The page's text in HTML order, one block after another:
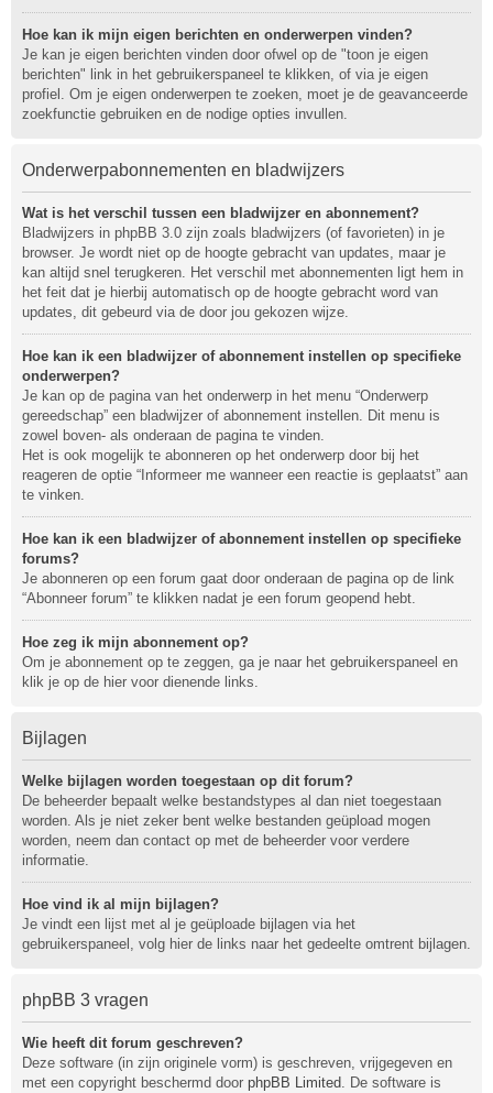
Hoe kan ik mijn eigen berichten en onderwerpen vinden?
Je kan je eigen berichten vinden door ofwel op de "toon je eigen
berichten" link in het gebruikerspaneel te klikken, of via je eigen
profiel. Om je eigen onderwerpen te zoeken, moet je de geavanceerde
zoekfunctie gebruiken en de nodige opties invullen.
Onderwerpabonnementen en bladwijzers
Wat is het verschil tussen een bladwijzer en abonnement?
Bladwijzers in phpBB 3.0 zijn zoals bladwijzers (of favorieten) in je
browser. Je wordt niet op de hoogte gebracht van updates, maar je
kan altijd snel terugkeren. Het verschil met abonnementen ligt hem in
het feit dat je hierbij automatisch op de hoogte gebracht word van
updates, dit gebeurd via de door jou gekozen wijze.
Hoe kan ik een bladwijzer of abonnement instellen op specifieke
onderwerpen?
Je kan op de pagina van het onderwerp in het menu “Onderwerp
gereedschap” een bladwijzer of abonnement instellen. Dit menu is
zowel boven- als onderaan de pagina te vinden.
Het is ook mogelijk te abonneren op het onderwerp door bij het
reageren de optie “Informeer me wanneer een reactie is geplaatst” aan
te vinken.
Hoe kan ik een bladwijzer of abonnement instellen op specifieke
forums?
Je abonneren op een forum gaat door onderaan de pagina op de link
“Abonneer forum” te klikken nadat je een forum geopend hebt.
Hoe zeg ik mijn abonnement op?
Om je abonnement op te zeggen, ga je naar het gebruikerspaneel en
klik je op de hier voor dienende links.
Bijlagen
Welke bijlagen worden toegestaan op dit forum?
De beheerder bepaalt welke bestandstypes al dan niet toegestaan
worden. Als je niet zeker bent welke bestanden geüpload mogen
worden, neem dan contact op met de beheerder voor verdere
informatie.
Hoe vind ik al mijn bijlagen?
Je vindt een lijst met al je geüploade bijlagen via het
gebruikerspaneel, volg hier de links naar het gedeelte omtrent bijlagen.
phpBB 3 vragen
Wie heeft dit forum geschreven?
Deze software (in zijn originele vorm) is geschreven, vrijgegeven en
met een copyright beschermd door phpBB Limited. De software is